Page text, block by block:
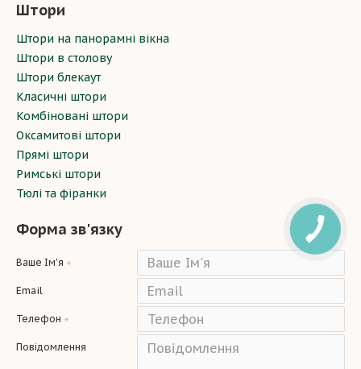
Штори
Штори на панорамні вікна
Штори в столову
Штори блекаут
Класичні штори
Комбіновані штори
Оксамитові штори
Прямі штори
Римські штори
Тюлі та фіранки
Форма зв'язку
Ваше Ім'я
Email
Телефон
Повідомлення